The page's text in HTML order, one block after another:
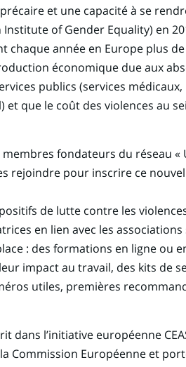
et une capacité à se
of Gender Equality) en
année en Europe plus
économique due aux
publics (services médicaux,
que le coût des violences au
fondateurs du réseau
rejoindre pour inscrire ce
de lutte contre les
en lien avec les associations
: des formations en ligne ou
impact au travail, des kits de
utiles, premières
dans l’initiative européenne
Commission Européenne et